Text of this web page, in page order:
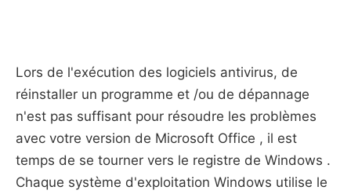
Lors de l'exécution des logiciels antivirus, de
réinstaller un programme et /ou de dépannage
n'est pas suffisant pour résoudre les problèmes
avec votre version de Microsoft Office , il est
temps de se tourner vers le registre de Windows .
Chaque système d'exploitation Windows utilise le